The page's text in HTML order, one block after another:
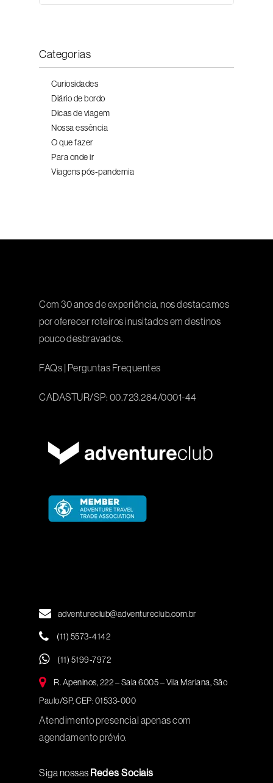
Categorias
Curiosidades
Diário de bordo
Dicas de viagem
Nossa essência
O que fazer
Para onde ir
Viagens pós-pandemia
Com 30 anos de experiência, nos destacamos
por oferecer roteiros inusitados em destinos
pouco desbravados.
FAQs | Perguntas Frequentes
CADASTUR/SP: 00.723.284/0001-44
adventureclub@adventureclub.com.br
(11) 5573-4142
(11) 5199-7972
R. Apeninos, 222 – Sala 6005 – Vila Mariana, São
Paulo/SP, CEP: 01533-000
Atendimento presencial apenas com
agendamento prévio.
Siga nossas Redes Sociais